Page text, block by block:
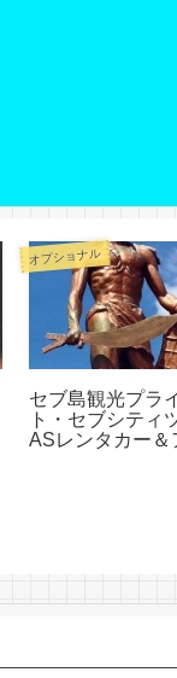
オプショナル
セブ島観光プラ
ト・セブシティ
ASレンタカー＆